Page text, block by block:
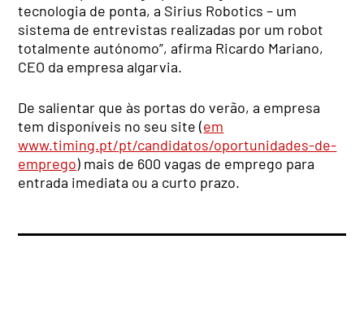
tecnologia de ponta, a Sirius Robotics – um
sistema de entrevistas realizadas por um robot
totalmente autónomo”, afirma Ricardo Mariano,
CEO da empresa algarvia.
De salientar que às portas do verão, a empresa
tem disponíveis no seu site (em
www.timing.pt/pt/candidatos/oportunidades-de-
emprego) mais de 600 vagas de emprego para
entrada imediata ou a curto prazo.